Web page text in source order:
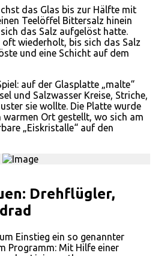
das Glas bis zur Hälfte mit
Teelöffel Bittersalz hinein
das Salz aufgelöst hatte.
wiederholt, bis sich das Salz
und eine Schicht auf dem
auf der Glasplatte „malte“
und Salzwasser Kreise, Striche,
sie wollte. Die Platte wurde
warmen Ort gestellt, wo sich am
„Eiskristalle“ auf den
Drehflügler,
Einstieg ein so genannter
Programm: Mit Hilfe einer